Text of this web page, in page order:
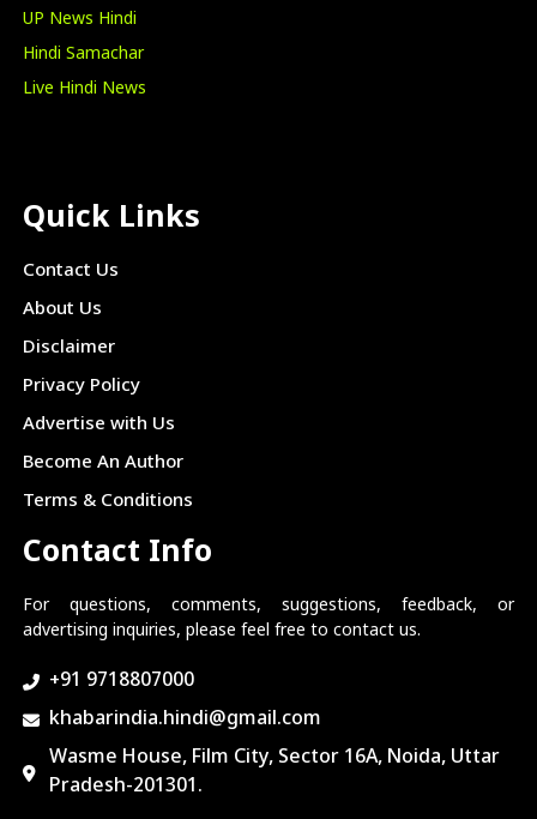
UP News Hindi
Hindi Samachar
Live Hindi News
Quick Links
Contact Us
About Us
Disclaimer
Privacy Policy
Advertise with Us
Become An Author
Terms & Conditions
Contact Info
For questions, comments, suggestions, feedback, or
advertising inquiries, please feel free to contact us.
+91 9718807000
khabarindia.hindi@gmail.com
Wasme House, Film City, Sector 16A, Noida, Uttar
Pradesh-201301.